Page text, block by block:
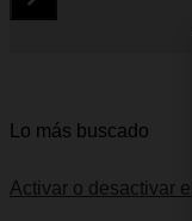
Diapositiva 1 de 5.
Lo más buscado
Activar o desactivar